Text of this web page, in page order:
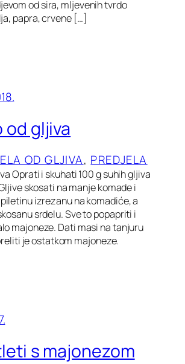
od sira, mljevenih tvrdo
papra, crvene […]
od gljiva
OD GLJIVA, PREDJELA
Oprati i skuhati 100 g suhih gljiva
skosati na manje komade i
izrezanu na komadiće, a
srdelu. Sve to popapriti i
majoneze. Dati masi na tanjuru
je ostatkom majoneze.
s majonezom